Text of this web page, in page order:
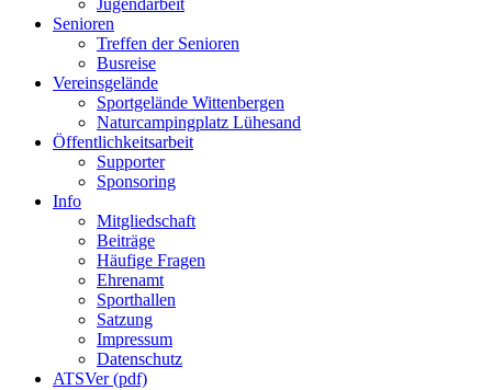
Jugendarbeit
Senioren
Treffen der Senioren
Busreise
Vereinsgelände
Sportgelände Wittenbergen
Naturcampingplatz Lühesand
Öffentlichkeitsarbeit
Supporter
Sponsoring
Info
Mitgliedschaft
Beiträge
Häufige Fragen
Ehrenamt
Sporthallen
Satzung
Impressum
Datenschutz
ATSVer (pdf)